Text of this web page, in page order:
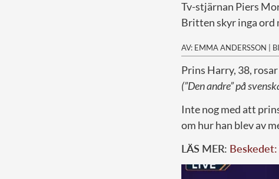
Tv-stjärnan Piers
Britten skyr inga ord
AV: EMMA ANDERSSON |
Prins Harry, 38,
(”Den andre” på
Inte nog med att
om hur han blev av
LÄS MER: